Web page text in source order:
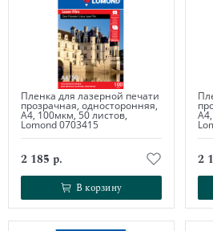
Пленка для лазерной печати
прозрачная, односторонняя,
А4, 100мкм, 50 листов,
Lomond 0703415
2 185 р.
В корзину
В корзину
2